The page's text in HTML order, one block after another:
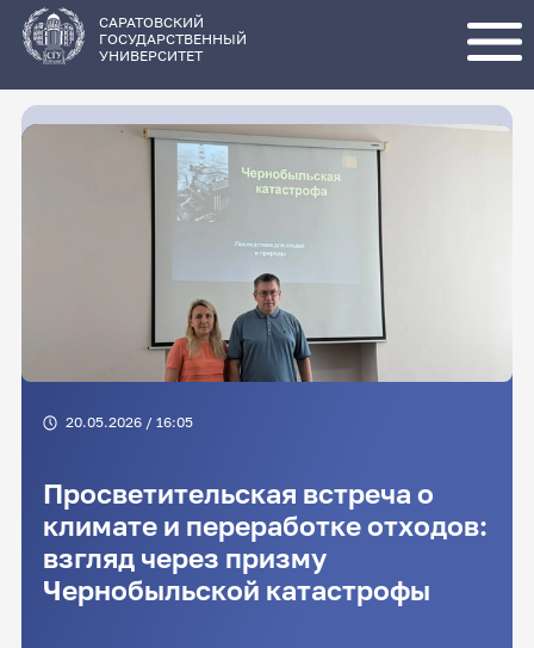
основному
содержанию
САРАТОВСКИЙ
ГОСУДАРСТВЕННЫЙ
УНИВЕРСИТЕТ
20.05.2026 / 16:05
Просветительская встреча о
климате и переработке отходов:
взгляд через призму
Чернобыльской катастрофы